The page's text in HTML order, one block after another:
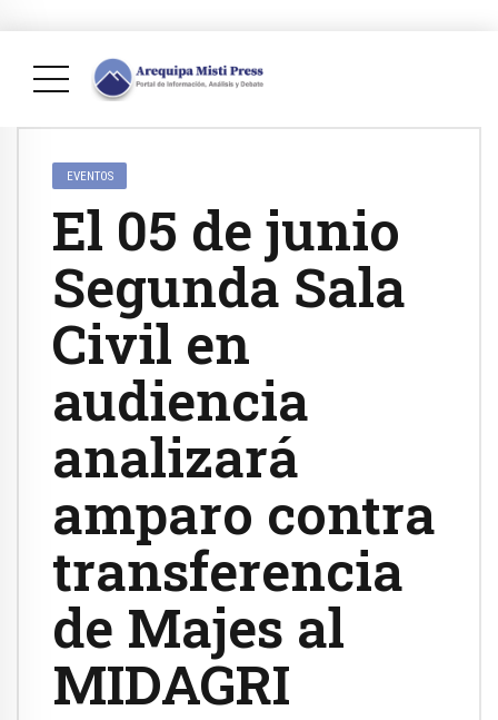
EVENTOS
El 05 de junio
Segunda Sala
Civil en
audiencia
analizará
amparo contra
transferencia
de Majes al
MIDAGRI